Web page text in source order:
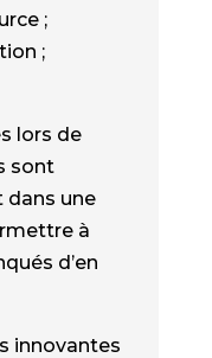
;
;
lors de
sont
dans une
à
d’en
innovantes